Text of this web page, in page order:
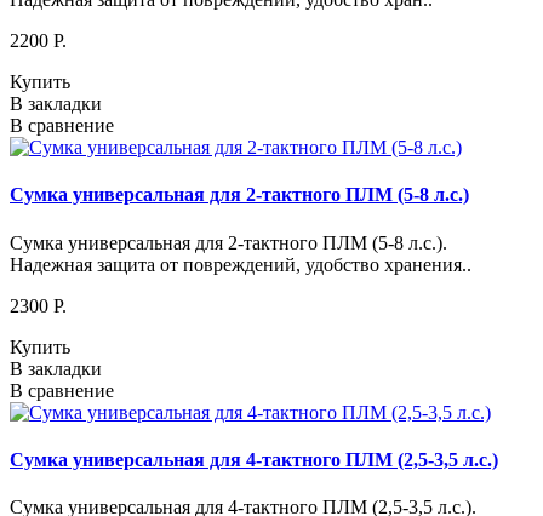
2200 P.
Купить
В закладки
В сравнение
Сумка универсальная для 2-тактного ПЛМ (5-8 л.с.)
Сумка универсальная для 2-тактного ПЛМ (5-8 л.с.).
Надежная защита от повреждений, удобство хранения..
2300 P.
Купить
В закладки
В сравнение
Сумка универсальная для 4-тактного ПЛМ (2,5-3,5 л.с.)
Сумка универсальная для 4-тактного ПЛМ (2,5-3,5 л.с.).